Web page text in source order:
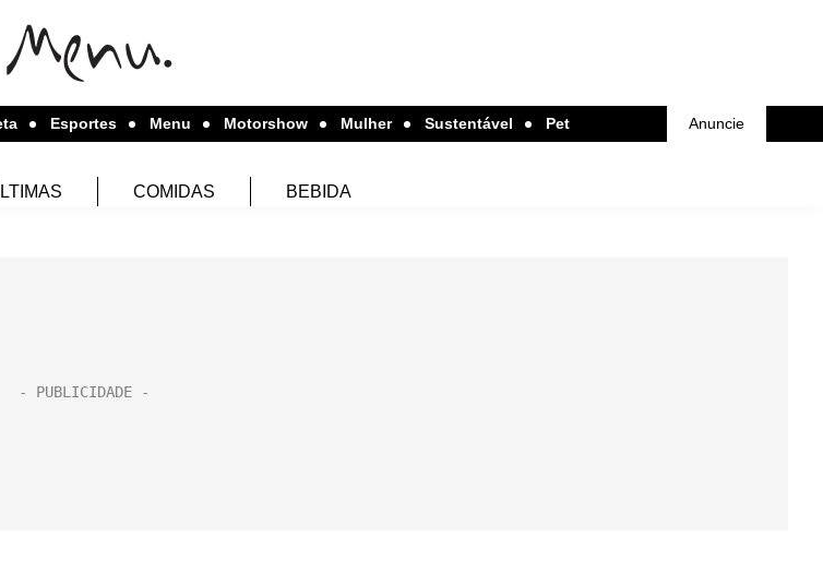
Esportes Menu Motorshow Mulher Sustentável Pet Anuncie
COMIDAS BEBIDA